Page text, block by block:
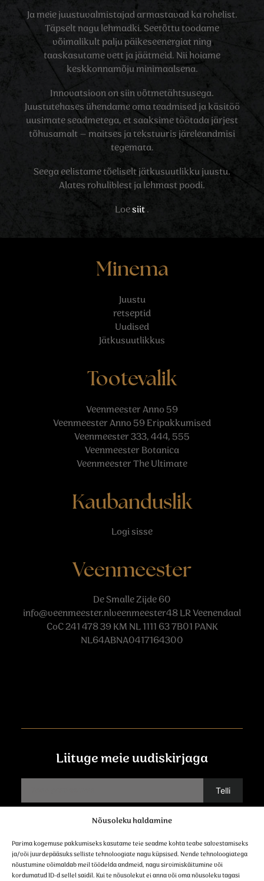
Nõusoleku haldamine
Parima kogemuse pakkumiseks kasutame teie seadme kohta teabe salvestamiseks
ja/või juurdepääsuks selliste tehnoloogiate nagu küpsised. Nende tehnoloogiatega
nõustumine võimaldab meil töödelda andmeid, nagu sirvimiskäitumine või
kordumatud ID-d sellel saidil. Kui te nõusolekut ei anna või oma nõusoleku tagasi
Ja meie juustuvalmistajad armastavad ka rohelist.
Täpselt nagu lehmadki. Seetõttu toodame
võimalikult palju päikeseenergiat ning
taaskasutame vett ja jäätmeid. Nii hoiame
keskkonnamõju minimaalsena.
Innovatsioon on siin võtmetähtsusega.
Juustutehases ühendame oma teadmised ja käsitöö
uusimate seadmetega, et saaksime töötada järjest
tõhusamalt – maitses ja tekstuuris järeleandmisi
tegemata.
Seega eelistame tõeliselt jätkusuutlikku juustu.
Alates rohuliblest ja lehmast poodi.
Loesiit.
Minema
Juustu
retseptid
Uudised
Jätkusuutlikkus
Tootevalik
Veenmeester Anno 59
Veenmeester Anno 59 Eripakkumised
Veenmeester 333, 444, 555
Veenmeester Botanica
Veenmeester The Ultimate
Kaubanduslik
Logi sisse
Veenmeester
De Smalle Zijde 60
info@veenmeester.nlveenmeester48LR Veenendaal
CoC 241 478 39 KM NL 1111 63 7B01 PANK
NL64ABNA0417164300
Liituge meie uudiskirjaga